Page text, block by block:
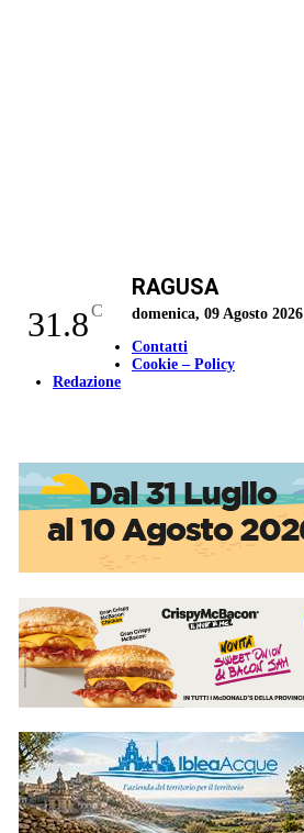
31.8C
RAGUSA
domenica, 09 Agosto 2026
Contatti
Cookie – Policy
Redazione